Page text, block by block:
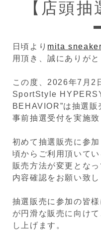
【店頭抽
日頃より mita
用頂き、誠にありがと
この度、2026年7月2
SportStyle
BEHAVIOR”は抽選
事前抽選受付を実施致
初めて抽選販売に参
頃からご利用頂いて
販売方法が変更とな
内容確認をお願い致し
抽選販売に参加の皆
が円滑な販売に向け
し上げます。